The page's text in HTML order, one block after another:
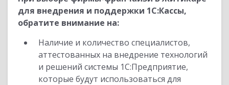
для внедрения и поддержки 1С:Кассы,
обратите внимание на:
Наличие и количество специалистов,
аттестованных на внедрение технологий
и решений системы 1С:Предприятие,
которые будут использоваться для